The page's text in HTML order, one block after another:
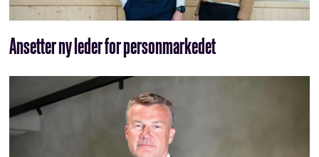
Ansetter ny leder for personmarkedet